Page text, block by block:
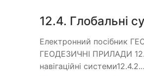
12.4. Глобальні
Електронний посібник
ГЕОДЕЗИЧНІ ПРИЛАДИ 12.4.
навігаційні